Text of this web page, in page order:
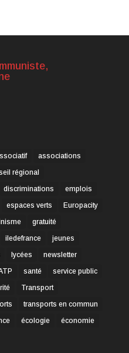
associations
régional
discriminations
emplois
espaces verts
Europacity
gratuité
iledefrance
jeunes
lycées
newsletter
santé
service public
Transport
transports en commun
écologie
économie